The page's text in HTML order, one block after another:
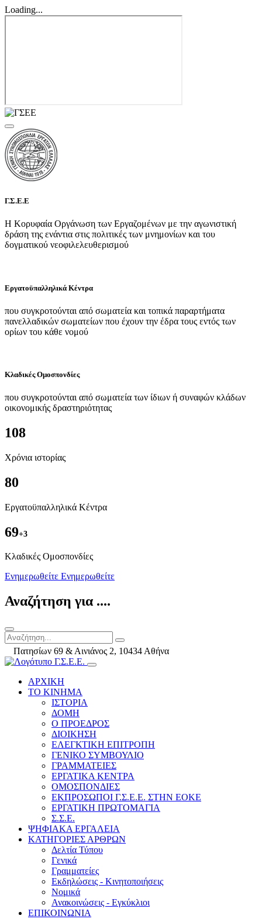
Loading...
Γ.Σ.Ε.Ε
Η Κορυφαία Οργάνωση των Εργαζομένων με την αγωνιστική
δράση της ενάντια στις πολιτικές των μνημονίων και του
δογματικού νεοφιλελευθερισμού
Εργατοϋπαλληλικά Κέντρα
που συγκροτούνται από σωματεία και τοπικά παραρτήματα
πανελλαδικών σωματείων που έχουν την έδρα τους εντός των
ορίων του κάθε νομού
Κλαδικές Ομοσπονδίες
που συγκροτούνται από σωματεία των ίδιων ή συναφών κλάδων
οικονομικής δραστηριότητας
108
Χρόνια ιστορίας
80
Εργατοϋπαλληλικά Κέντρα
69+3
Kλαδικές Ομοσπονδίες
Ενημερωθείτε Ενημερωθείτε
Αναζήτηση για ....
Πατησίων 69 & Αινιάνος 2, 10434 Αθήνα
ΑΡΧΙΚΗ
ΤΟ ΚΙΝΗΜΑ
ΙΣΤΟΡΙΑ
ΔΟΜΗ
Ο ΠΡΟΕΔΡΟΣ
ΔΙΟΙΚΗΣΗ
ΕΛΕΓΚΤΙΚΗ ΕΠΙΤΡΟΠΗ
ΓΕΝΙΚΟ ΣΥΜΒΟΥΛΙΟ
ΓΡΑΜΜΑΤΕΙΕΣ
ΕΡΓΑΤΙΚΑ ΚΕΝΤΡΑ
ΟΜΟΣΠΟΝΔΙΕΣ
ΕΚΠΡΟΣΩΠΟΙ Γ.Σ.Ε.Ε. ΣΤΗΝ ΕΟΚΕ
ΕΡΓΑΤΙΚΗ ΠΡΩΤΟΜΑΓΙΑ
Σ.Σ.Ε.
ΨΗΦΙΑΚΑ ΕΡΓΑΛΕΙΑ
ΚΑΤΗΓΟΡΙΕΣ ΑΡΘΡΩΝ
Δελτία Τύπου
Γενικά
Γραμματείες
Εκδηλώσεις - Κινητοποιήσεις
Νομικά
Ανακοινώσεις - Εγκύκλιοι
ΕΠΙΚΟΙΝΩΝΙΑ